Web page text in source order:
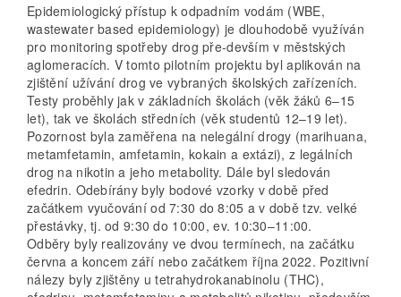
Epidemiologický přístup k odpadním vodám (WBE,
wastewater based epidemiology) je dlouhodobě využíván
pro monitoring spotřeby drog pře-devším v městských
aglomeracích. V tomto pilotním projektu byl aplikován na
zjištění užívání drog ve vybraných školských zařízeních.
Testy proběhly jak v základních školách (věk žáků 6–15
let), tak ve školách středních (věk studentů 12–19 let).
Pozornost byla zaměřena na nelegální drogy (marihuana,
metamfetamin, amfet­amin, kokain a extázi), z legálních
drog na nikotin a jeho metabolity. Dále byl sledován
efedrin. Odebírány byly bodové vzorky v době před
začátkem vyučování od 7:30 do 8:05 a v době tzv. velké
přestávky, tj. od 9:30 do 10:00, ev. 10:30–11:00.
Odběry byly realizovány ve dvou termínech, na začátku
června a koncem září nebo začátkem října 2022. Pozitivní
nálezy byly zjištěny u tetrahydrokanabinolu (THC),